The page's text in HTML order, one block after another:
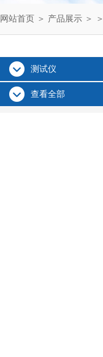
网站首页 ＞ 产品展示 ＞ ＞
测试仪
查看全部